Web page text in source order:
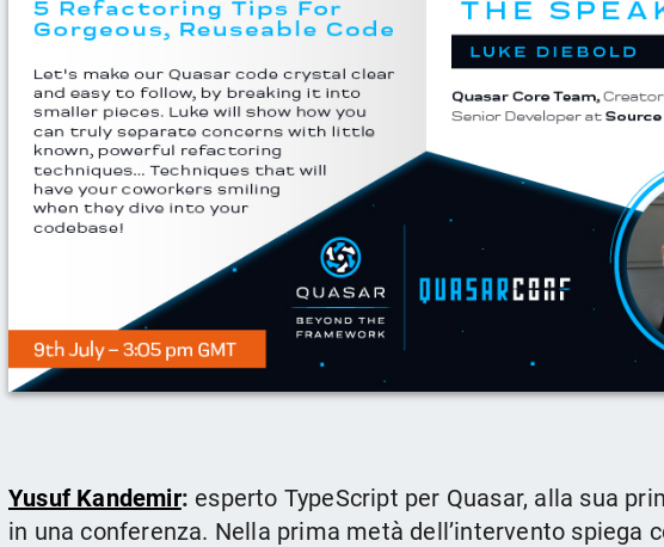
Yusuf Kandemir: esperto TypeScript per Quasar, alla sua
in una conferenza. Nella prima metà dell’intervento spiega